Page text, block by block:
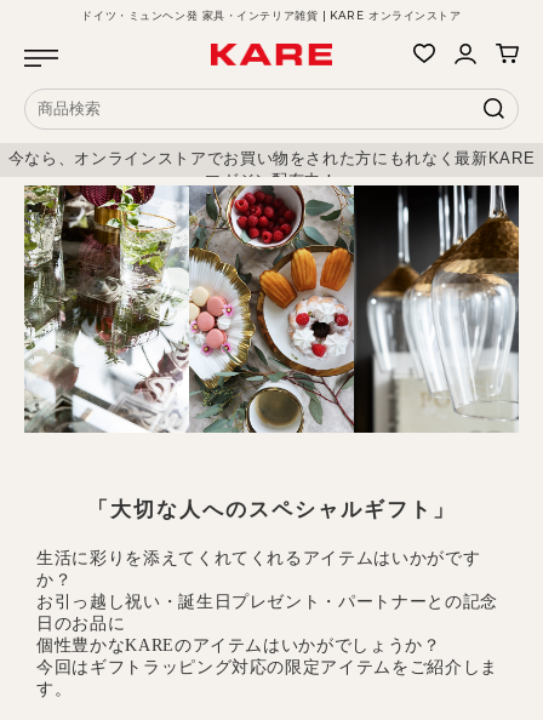
ドイツ・ミュンヘン発 家具・インテリア雑貨 | KARE オンラインストア
今なら、オンラインストアでお買い物をされた方にもれなく最新KARE
マガジン配布中！
「大切な人へのスペシャルギフト」
生活に彩りを添えてくれてくれるアイテムはいかがです
か？
お引っ越し祝い・誕生日プレゼント・パートナーとの記念
日のお品に
個性豊かなKAREのアイテムはいかがでしょうか？
今回はギフトラッピング対応の限定アイテムをご紹介しま
す。